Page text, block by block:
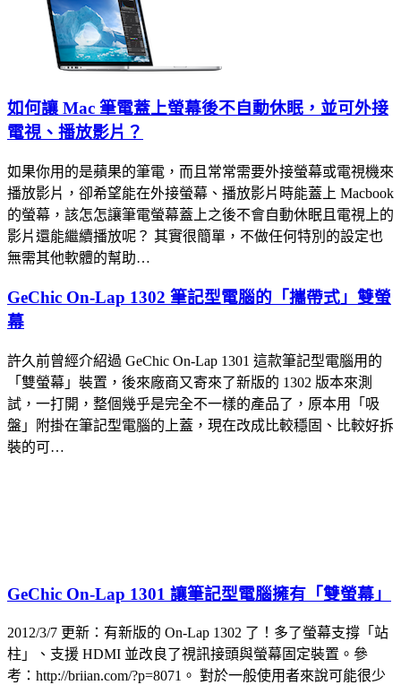
如何讓 Mac 筆電蓋上螢幕後不自動休眠，並可外接
電視、播放影片？
如果你用的是蘋果的筆電，而且常常需要外接螢幕或電視機來
播放影片，卻希望能在外接螢幕、播放影片時能蓋上 Macbook
的螢幕，該怎怎讓筆電螢幕蓋上之後不會自動休眠且電視上的
影片還能繼續播放呢？ 其實很簡單，不做任何特別的設定也
無需其他軟體的幫助…
GeChic On-Lap 1302 筆記型電腦的「攜帶式」雙螢
幕
許久前曾經介紹過 GeChic On-Lap 1301 這款筆記型電腦用的
「雙螢幕」裝置，後來廠商又寄來了新版的 1302 版本來測
試，一打開，整個幾乎是完全不一樣的產品了，原本用「吸
盤」附掛在筆記型電腦的上蓋，現在改成比較穩固、比較好拆
裝的可…
GeChic On-Lap 1301 讓筆記型電腦擁有「雙螢幕」
2012/3/7 更新：有新版的 On-Lap 1302 了！多了螢幕支撐「站
柱」、支援 HDMI 並改良了視訊接頭與螢幕固定裝置。參
考：http://briian.com/?p=8071。 對於一般使用者來說可能很少